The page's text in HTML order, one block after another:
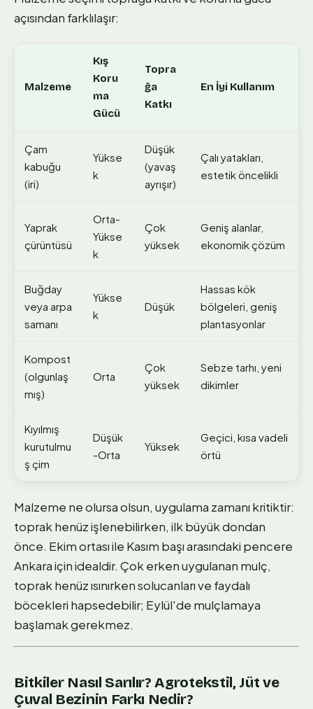
açısından farklılaşır:
Malzeme
Kış
Koru
ma
Gücü
Topra
ğa
Katkı
En İyi Kullanım
Çam
kabuğu
(iri)
Yükse
k
Düşük
(yavaş
ayrışır)
Çalı yatakları,
estetik öncelikli
Yaprak
çürüntüsü
Orta-
Yükse
k
Çok
yüksek
Geniş alanlar,
ekonomik çözüm
Buğday
veya arpa
samanı
Yükse
k
Düşük
Hassas kök
bölgeleri, geniş
plantasyonlar
Kompost
(olgunlaş
mış)
Orta
Çok
yüksek
Sebze tarhı, yeni
dikimler
Kıyılmış
kurutulmu
ş çim
Düşük
-Orta
Yüksek
Geçici, kısa vadeli
örtü
Malzeme ne olursa olsun, uygulama zamanı kritiktir:
toprak henüz işlenebilirken, ilk büyük dondan
önce. Ekim ortası ile Kasım başı arasındaki pencere
Ankara için idealdir. Çok erken uygulanan mulç,
toprak henüz ısınırken solucanları ve faydalı
böcekleri hapsedebilir; Eylül'de mulçlamaya
başlamak gerekmez.
Bitkiler Nasıl Sarılır? Agrotekstil, Jüt ve
Çuval Bezinin Farkı Nedir?